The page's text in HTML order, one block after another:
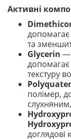
Активні
допомагає
та
Glycerin —
допомагає
текстуру
полімер,
доглядові